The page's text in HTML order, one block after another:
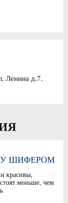
Ленина д.7.
ШИФЕРОМ
красивы,
меньше, чем